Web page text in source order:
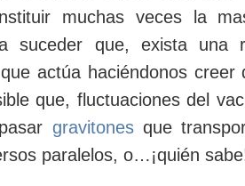
muchas veces la
suceder que, exista
actúa haciéndonos
que, fluctuaciones del
gravitonesque
paralelos, o…¡quién